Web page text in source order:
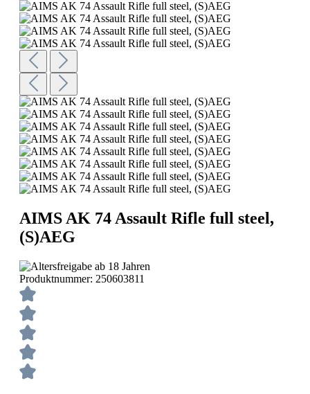
AIMS AK 74 Assault Rifle full steel,
(S)AEG
Produktnummer: 250603811